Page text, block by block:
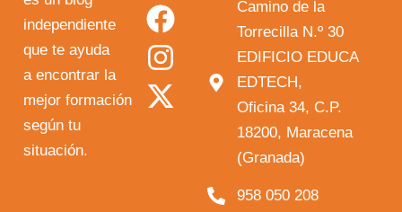
independiente
que te ayuda
a encontrar la
mejor formación
según tu
situación.
u
t
u
c
e
b
s
t
a
t
w
i
Camino de la
Torrecilla N.º 30
EDIFICIO EDUCA
EDTECH,
Oficina 34, C.P.
18200, Maracena
(Granada)
958 050 208